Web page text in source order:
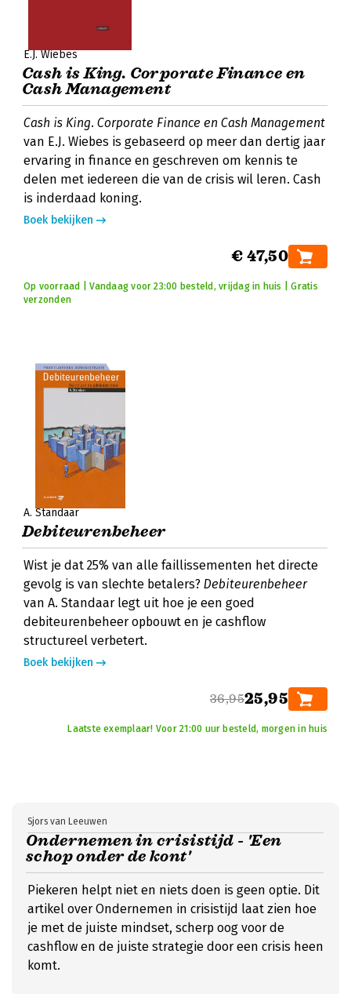
E.J. Wiebes
Cash is King. Corporate Finance en
Cash Management
Cash is King. Corporate Finance en Cash Management
van E.J. Wiebes is gebaseerd op meer dan dertig jaar
ervaring in finance en geschreven om kennis te
delen met iedereen die van de crisis wil leren. Cash
is inderdaad koning.
Boek bekijken
€ 47,50
Op voorraad | Vandaag voor 23:00 besteld, vrijdag in huis | Gratis
verzonden
A. Standaar
Debiteurenbeheer
Wist je dat 25% van alle faillissementen het directe
gevolg is van slechte betalers? Debiteurenbeheer
van A. Standaar legt uit hoe je een goed
debiteurenbeheer opbouwt en je cashflow
structureel verbetert.
Boek bekijken
36,9525,95
Laatste exemplaar! Voor 21:00 uur besteld, morgen in huis
Ondernemen in crisistijd - 'Een
schop onder de kont'
Sjors van Leeuwen
Piekeren helpt niet en niets doen is geen optie. Dit
artikel over Ondernemen in crisistijd laat zien hoe
je met de juiste mindset, scherp oog voor de
cashflow en de juiste strategie door een crisis heen
komt.